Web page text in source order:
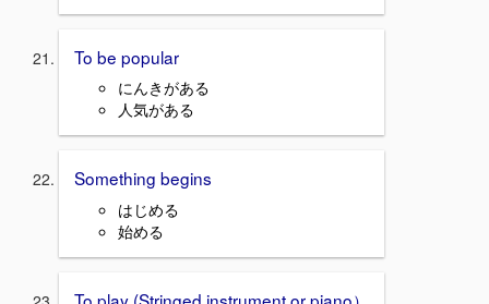
To be popular
にんきがある
人気がある
Something begins
はじめる
始める